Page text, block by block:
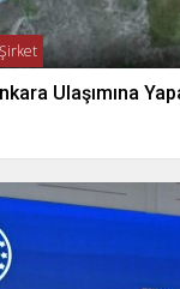
Şirket
Ulaşımına